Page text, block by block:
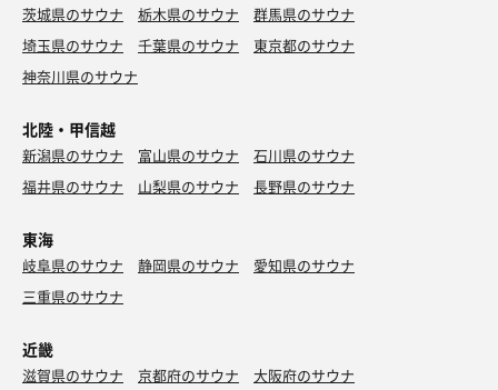
茨城県のサウナ 栃木県のサウナ
群馬県のサウナ
埼玉県のサウナ
千葉県のサウナ
東京都のサウナ
神奈川県のサウナ
北陸・甲信越
新潟県のサウナ 富山県のサウナ
石川県のサウナ
福井県のサウナ
山梨県のサウナ 長野県のサウナ
東海
岐阜県のサウナ 静岡県のサウナ
愛知県のサウナ
三重県のサウナ
近畿
滋賀県のサウナ 京都府のサウナ 大阪府のサウナ